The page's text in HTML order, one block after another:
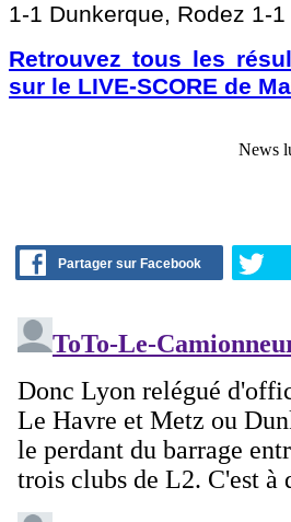
1-1 Dunkerque, Rodez 1-
Retrouvez tous les
sur le LIVE-SCORE de
News
Partager sur Facebook